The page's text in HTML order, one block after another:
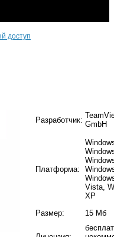
доступ
Разработчик: GmbH
Платформа:
Vista,
XP
Размер:
15 Мб